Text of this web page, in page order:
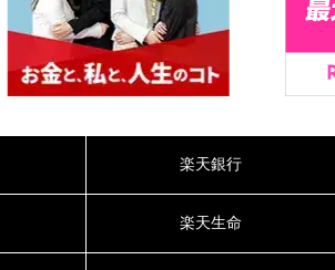
楽天銀行
楽天生命